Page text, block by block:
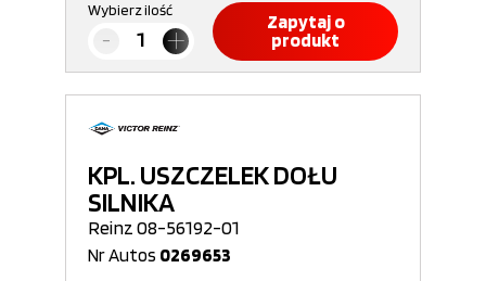
Wybierz ilość
Zapytaj o
produkt
KPL. USZCZELEK DOŁU
SILNIKA
Reinz 08-56192-01
Nr Autos 0269653